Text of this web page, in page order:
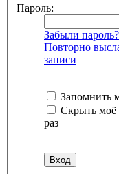
Пароль:
Забыли пароль?
Повторно
записи
Запомнить
Скрыть моё
раз